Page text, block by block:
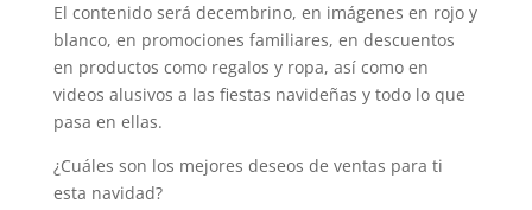
El contenido será decembrino, en imágenes en rojo y
blanco, en promociones familiares, en descuentos
en productos como regalos y ropa, así como en
videos alusivos a las fiestas navideñas y todo lo que
pasa en ellas.
¿Cuáles son los mejores deseos de ventas para ti
esta navidad?